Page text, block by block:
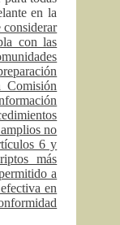
en la
considerar
con las
Comisión
no
6 y
más
a
en